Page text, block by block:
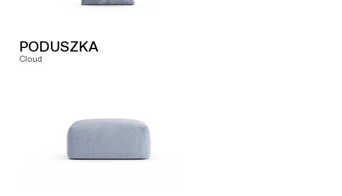
PODUSZKA
Cloud
Hug
MODUŁ
Slay MLO